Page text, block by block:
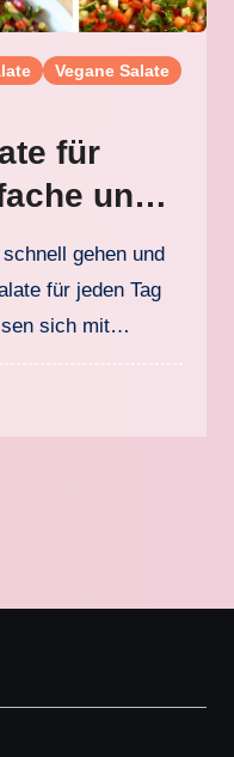
Vegane Salate
für
und
für jeden Tag
sich mit…